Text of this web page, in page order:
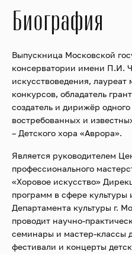
Биография
Выпускница Московской
консерватории имени П.И.
искусствоведения,
конкурсов, обладатель
создатель и дирижёр
востребованных и
– Детского хора «Аврора».
Является руководителем
профессионального
«Хоровое искусство»
программ в сфере культуры
Департамента культуры г.
проводит научно-
семинары и мастер-классы
фестивали и концерты